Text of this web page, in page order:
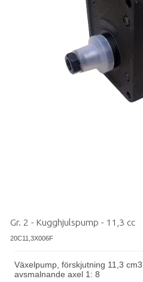
Gr. 2 - Kugghjulspump - 11,3 cc
20C11,3X006F
Växelpump, förskjutning 11,3
avsmalnande axel 1: 8